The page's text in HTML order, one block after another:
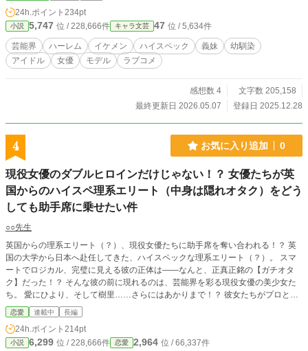
24h.ポイント 234pt
小説 5,747 位 / 228,666件 キャラ文芸 47 位 / 5,634件
芸能界 ハーレム イケメン ハイスペック 義妹
幼馴染
アイドル
女優 モデル ラブコメ
感想数 4
文字数 205,158
最終更新日 2026.05.07
登録日 2025.12.28
4 お気に入り追加 0
現役女優のダブルヒロインだけじゃない！？ 女優たちが英
国からのハイスペ理系エリート（中身は隠れオタク）をどう
しても助手席に乗せたい件
○○先生
英国からの理系エリート（？）、現役女優たちに助手席を奪い合われる！？ 英
国の大学から日本へ赴任してきた、ハイスペックな理系エリート（？）。 スマ
ートでロジカル、完璧に見える彼の正体は――なんと、正真正銘の【ガチオタ
ク】だった！？ そんな彼の前に現れるのは、芸能界を彩る現役女優の美少女た
ち。 愛にひより、そして樹里……さらにはあかりまで！？ 彼女たちがプロとし
てのプライド（？）をかけて繰り広げるのは、なんと彼の車の『助手席』をめぐ
る、一歩も引けない大騒動で――！？ 知的な理系男子が美女たちに翻弄される
（もしくは逆に？）、テンポ抜群の上品な会話劇。 読めば読むほどクセにな
る、彼女たちの可愛いアプローチと助手席争奪戦をぜひ見守ってください！ こ
恋愛 連載中 長編
24h.ポイント 214pt
小説 6,299 位 / 228,666件 恋愛 2,964 位 / 66,337件